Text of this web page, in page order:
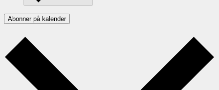
Abonner på kalender